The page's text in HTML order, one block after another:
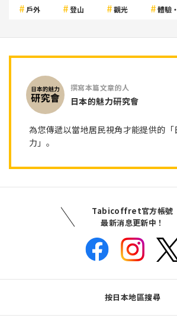
戶外 登山 觀光 體驗
日本的魅力研究會
為您傳遞以當地居民視角才能提供的「
力」。
Tabicoffret官方帳號
最新消息更新中！
按日本地區搜尋